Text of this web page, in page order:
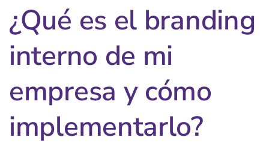
¿Qué es el branding
interno de mi
empresa y cómo
implementarlo?